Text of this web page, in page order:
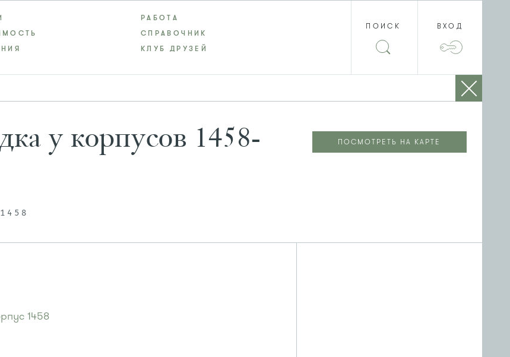
РАБОТА
СПРАВОЧНИК
КЛУБ ДРУЗЕЙ
ПОИСК ВХОД
у корпусов 1458-
ПОСМОТРЕТЬ НА КАРТЕ
1458